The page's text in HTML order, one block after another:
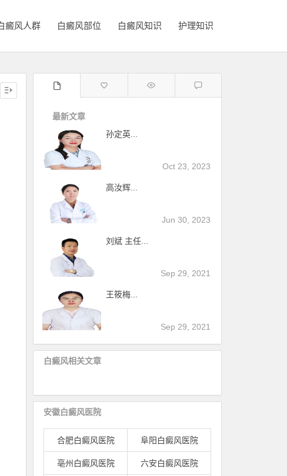
癜风人群 白癜风部位 白癜风知识 护理知识
最新文章
孙定英...
Oct 23, 2023
高汝辉...
Jun 30, 2023
刘斌 主任...
Sep 29, 2021
王筱梅...
Sep 29, 2021
白癜风相关文章
安徽白癜风医院
合肥白癜风医院 阜阳白癜风医院
亳州白癜风医院 六安白癜风医院